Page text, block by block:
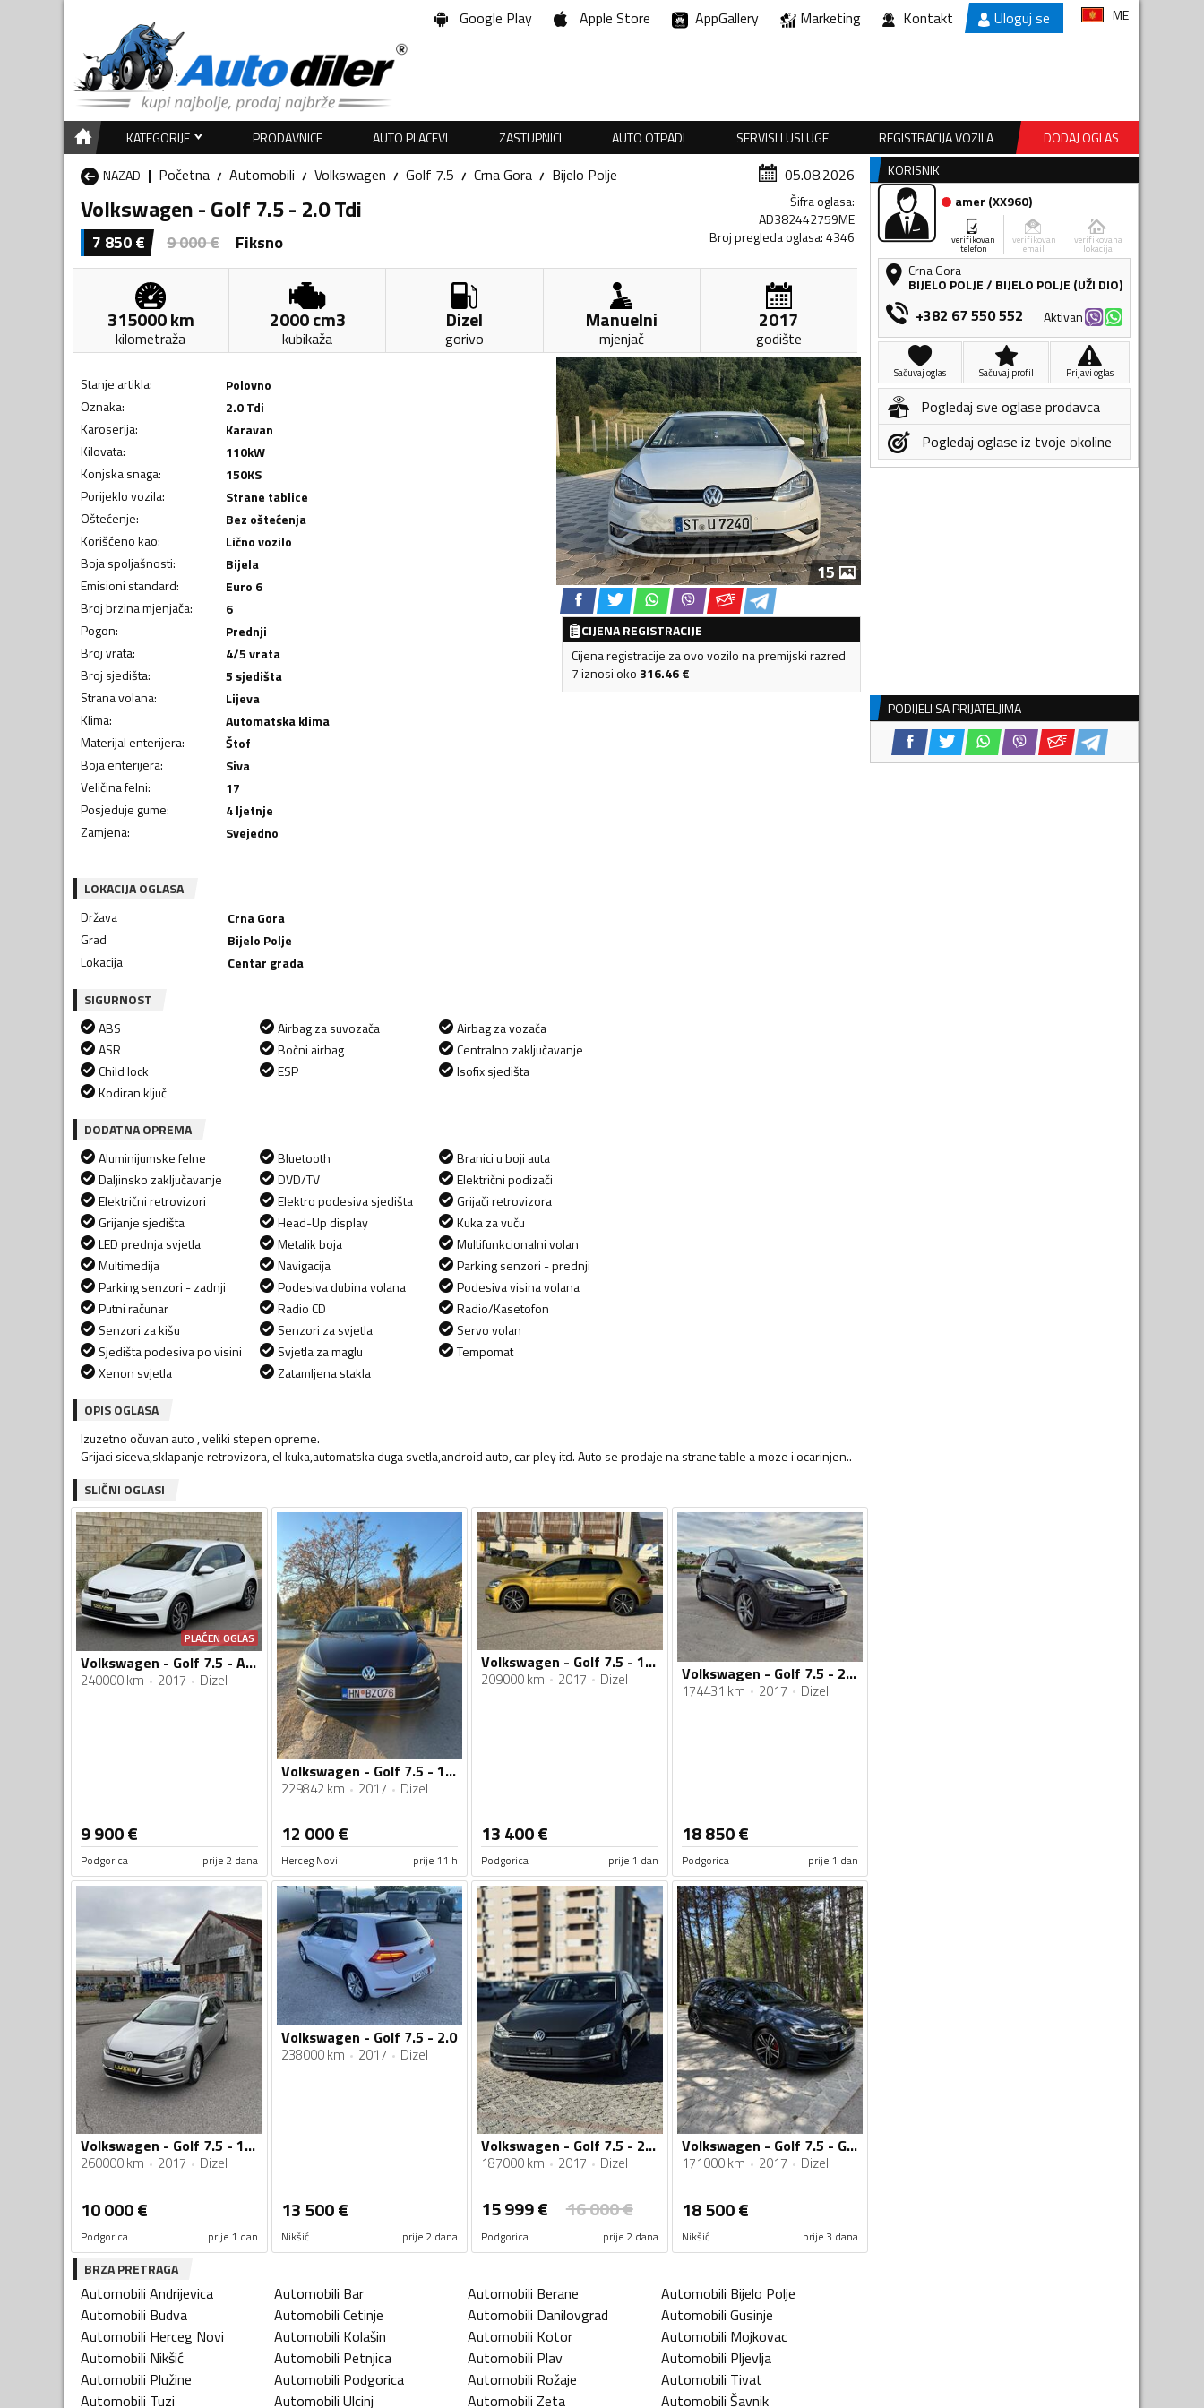
Google Play Apple Store AppGallery Marketing Kontakt Uloguj se ME
KATEGORIJE PRODAVNICE AUTO PLACEVI ZASTUPNICI AUTO OTPADI SERVISI I USLUGE REGISTRACIJA VOZILA
DODAJ OGLAS
NAZAD
Početna Automobili Volkswagen Golf 7.5 Crna Gora Bijelo Polje 05.08.2026
Volkswagen - Golf 7.5 - 2.0 Tdi
7 850€ 9 000€ Fiksno
Šifra oglasa:
AD382442759ME
Broj pregleda oglasa:4346
315000km
kilometraža
2000cm3
kubikaža
Dizel
gorivo
Manuelni
mjenjač
2017
godište
Stanje artikla:
Polovno
Oznaka:
2.0 Tdi
Karoserija:
Karavan
Kilovata: 110kW
Konjska snaga: 150KS
Porijeklo vozila:
Strane tablice
Oštećenje:
Bez oštećenja
Korišćeno kao:
Lično vozilo
Boja spoljašnosti:
Bijela
Emisioni standard:
Euro 6
Broj brzina mjenjača:
6
Pogon:
Prednji
Broj vrata:
4/5 vrata
Broj sjedišta:
5 sjedišta
Strana volana:
Lijeva
Klima:
Automatska klima
Materijal enterijera:
Štof
Boja enterijera:
Siva
Veličina felni:
17
Posjeduje gume:
4 ljetnje
Zamjena: Svejedno
15
CIJENA REGISTRACIJE
Cijena registracije za ovo vozilo na premijski razred
7 iznosi oko 316.46€
LOKACIJA OGLASA
Država
Crna Gora
Grad
Bijelo Polje
Lokacija
Centar grada
SIGURNOST
ABS
ASR
Child lock
Kodiran ključ
Airbag za suvozača
Bočni airbag
ESP
Airbag za vozača
Centralno zaključavanje
Isofix sjedišta
DODATNA OPREMA
Aluminijumske felne
Daljinsko zaključavanje
Električni retrovizori
Grijanje sjedišta
LED prednja svjetla
Multimedija
Parking senzori - zadnji
Putni računar
Senzori za kišu
Sjedišta podesiva po visini
Xenon svjetla
Bluetooth
DVD/TV
Elektro podesiva sjedišta
Head-Up display
Metalik boja
Navigacija
Podesiva dubina volana
Radio CD
Senzori za svjetla
Svjetla za maglu
Zatamljena stakla
Branici u boji auta
Električni podizači
Grijači retrovizora
Kuka za vuču
Multifunkcionalni volan
Parking senzori - prednji
Podesiva visina volana
Radio/Kasetofon
Servo volan
Tempomat
OPIS OGLASA
Izuzetno očuvan auto , veliki stepen opreme.
Grijaci siceva,sklapanje retrovizora, el kuka,automatska duga svetla,android auto, car pley itd. Auto se prodaje na strane table a moze i ocarinjen..
SLIČNI OGLASI
PLAĆEN OGLAS
Volkswagen - Golf 7.5 - AUTOMATIK
240000 km 2017 Dizel
9 900€
Podgorica prije 2 dana
Volkswagen - Golf 7.5 - 1.6 tdi
229842 km 2017 Dizel
12 000€
Herceg Novi prije 11 h
Volkswagen - Golf 7.5 - 1.6-TDI-7,5-11/2017
209000 km 2017 Dizel
13 400€
Podgorica prije 1 dan
Volkswagen - Golf 7.5 - 2.0 tdi
174431 km 2017 Dizel
18 850€
Podgorica prije 1 dan
Volkswagen - Golf 7.5 - 1.6tdi
260000 km 2017 Dizel
10 000€
Podgorica prije 1 dan
Volkswagen - Golf 7.5 - 2.0
238000 km 2017 Dizel
13 500€
Nikšić prije 2 dana
Volkswagen - Golf 7.5 - 2.0TDI, VELIKI SERVIS, KAMERA, VIRTUELNA TABLA, 4X4, REGISTROVAN GOD.
187000 km 2017 Dizel
15 999€ 16 000€
Podgorica prije 2 dana
Volkswagen - Golf 7.5 - GTD
171000 km 2017 Dizel
18 500€
Nikšić prije 3 dana
BRZA PRETRAGA
Automobili Andrijevica Automobili Bar Automobili Berane Automobili Bijelo Polje
Automobili Budva Automobili Cetinje Automobili Danilovgrad Automobili Gusinje
Automobili Herceg Novi Automobili Kolašin Automobili Kotor Automobili Mojkovac
Automobili Nikšić Automobili Petnjica Automobili Plav Automobili Pljevlja
Automobili Plužine Automobili Podgorica Automobili Rožaje Automobili Tivat
Automobili Tuzi Automobili Ulcinj Automobili Zeta Automobili Šavnik
KORISNIK
amer (XX960)
verifikovan
telefon
verifikovan
email
verifikovana
lokacija
Crna Gora
BIJELO POLJE/ BIJELO POLJE (UŽI DIO)
+382 67 550 552 Aktivan
Sačuvaj oglas Sačuvaj profil Prijavi oglas
Pogledaj sve oglase prodavca
Pogledaj oglase iz tvoje okoline
PODIJELI SA PRIJATELJIMA